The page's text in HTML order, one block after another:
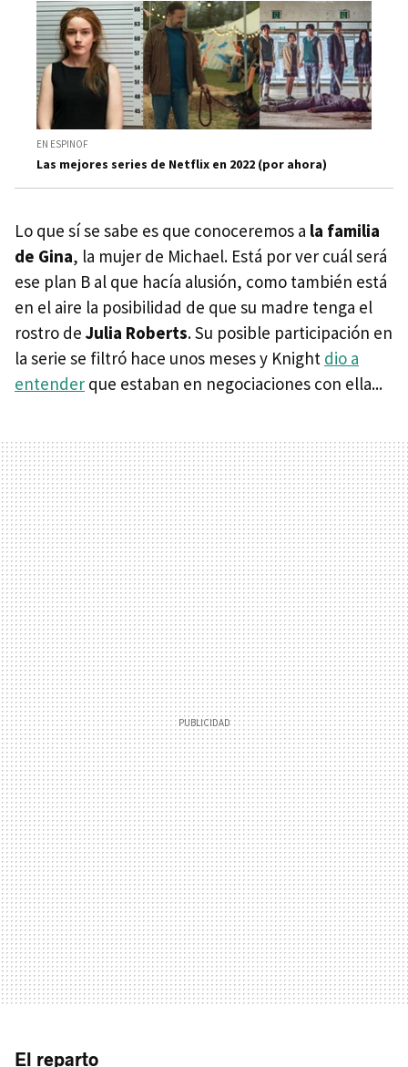
EN ESPINOF
Las mejores series de Netflix en 2022 (por ahora)
Lo que sí se sabe es que conoceremos a la familia
de Gina, la mujer de Michael. Está por ver cuál será
ese plan B al que hacía alusión, como también está
en el aire la posibilidad de que su madre tenga el
rostro de Julia Roberts. Su posible participación en
la serie se filtró hace unos meses y Knight dio a
entender que estaban en negociaciones con ella...
El reparto